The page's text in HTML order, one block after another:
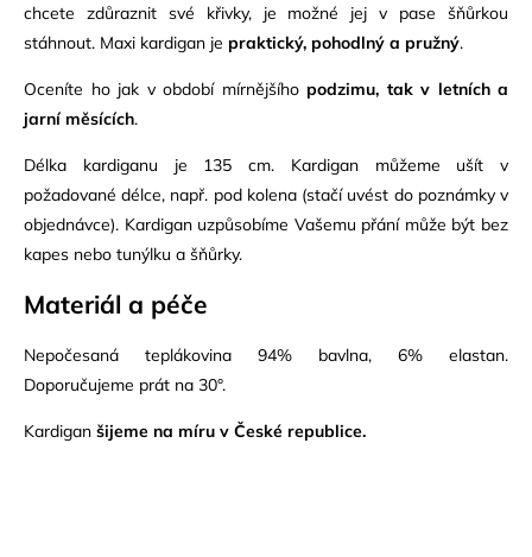
chcete zdůraznit své křivky, je možné jej v pase šňůrkou
stáhnout. Maxi kardigan je praktický, pohodlný a pružný.
Oceníte ho jak v období mírnějšího podzimu, tak v letních a
jarní měsících.
Délka kardiganu je 135 cm. Kardigan můžeme ušít v
požadované délce, např. pod kolena (stačí uvést do poznámky v
objednávce). Kardigan uzpůsobíme Vašemu přání může být bez
kapes nebo tunýlku a šňůrky.
Materiál a péče
Nepočesaná teplákovina 94% bavlna, 6% elastan.
Doporučujeme prát na 30°.
Kardigan šijeme na míru v České republice.